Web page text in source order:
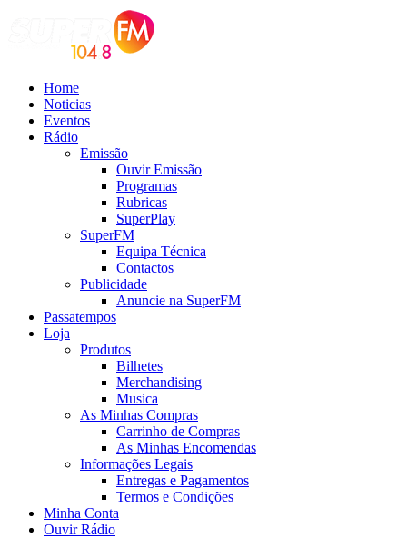
Home
Noticias
Eventos
Rádio
Emissão
Ouvir Emissão
Programas
Rubricas
SuperPlay
SuperFM
Equipa Técnica
Contactos
Publicidade
Anuncie na SuperFM
Passatempos
Loja
Produtos
Bilhetes
Merchandising
Musica
As Minhas Compras
Carrinho de Compras
As Minhas Encomendas
Informações Legais
Entregas e Pagamentos
Termos e Condições
Minha Conta
Ouvir Rádio